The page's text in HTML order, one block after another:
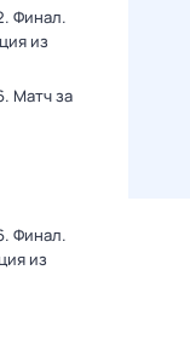
Финал.
из
Матч за
Финал.
из